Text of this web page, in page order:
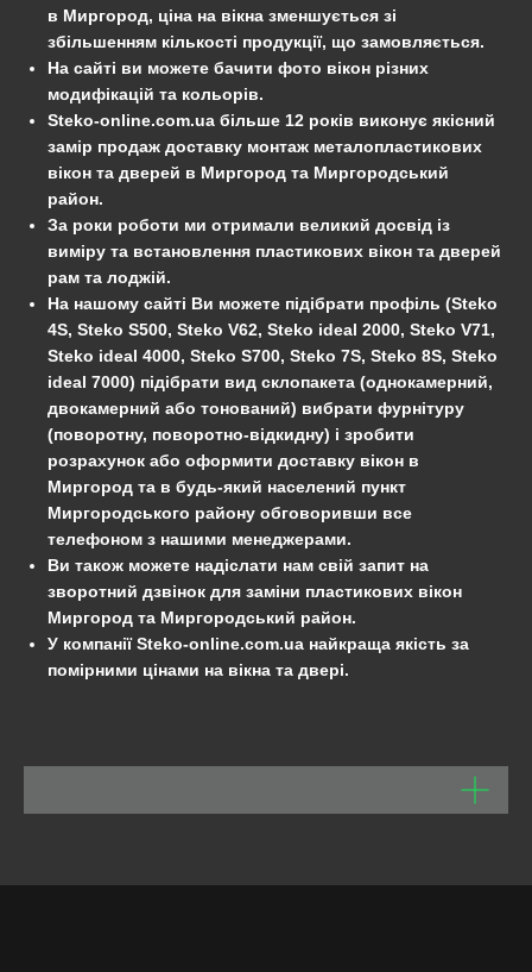
в Миргород, ціна на вікна зменшується зі
збільшенням кількості продукції, що замовляється.
На сайті ви можете бачити фото вікон різних
модифікацій та кольорів.
Steko-online.com.ua більше 12 років виконує якісний
замір продаж доставку монтаж металопластикових
вікон та дверей в Миргород та Миргородський
район.
За роки роботи ми отримали великий досвід із
виміру та встановлення пластикових вікон та дверей
рам та лоджій.
На нашому сайті Ви можете підібрати профіль (Steko
4S, Steko S500, Steko V62, Steko ideal 2000, Steko V71,
Steko ideal 4000, Steko S700, Steko 7S, Steko 8S, Steko
ideal 7000) підібрати вид склопакета (однокамерний,
двокамерний або тонований) вибрати фурнітуру
(поворотну, поворотно-відкидну) і зробити
розрахунок або оформити доставку вікон в
Миргород та в будь-який населений пункт
Миргородського району обговоривши все
телефоном з нашими менеджерами.
Ви також можете надіслати нам свій запит на
зворотний дзвінок для заміни пластикових вікон
Миргород та Миргородський район.
У компанії Steko-online.com.ua найкраща якість за
помірними цінами на вікна та двері.